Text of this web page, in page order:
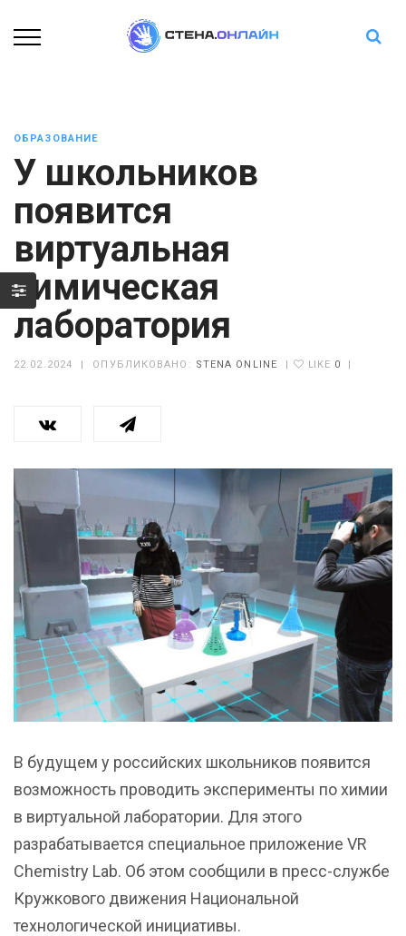
ОБРАЗОВАНИЕ
У школьников
появится
виртуальная
химическая
лаборатория
22.02.2024 ОПУБЛИКОВАНО: STENA ONLINE LIKE 0
В будущем у российских школьников появится
возможность проводить эксперименты по химии
в виртуальной лаборатории. Для этого
разрабатывается специальное приложение VR
Chemistry Lab. Об этом сообщили в пресс-службе
Кружкового движения Национальной
технологической инициативы.